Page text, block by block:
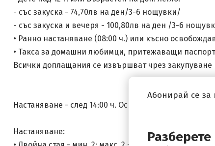
- със закуска - 74,70лв на ден/3-6 нощувки/
- със закуска и вечеря - 100,80лв на ден /3-6
• Ранно настаняване (08:00 ч.) или късно
• Такса за домашни любимци, притежаващи
Всички доплащания се извършват чрез закупуване
Настаняване - след 14:00 ч. Освобождаване - до 12:00
Настаняване:
Абонирай се